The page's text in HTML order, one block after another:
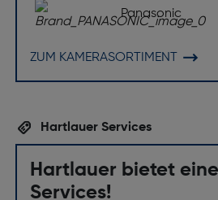
Panasonic
ZUM KAMERASORTIMENT
Hartlauer Services
Hartlauer bietet
Services!